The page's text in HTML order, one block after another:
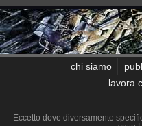
chi siamo
lavora
Eccetto dove diversamente